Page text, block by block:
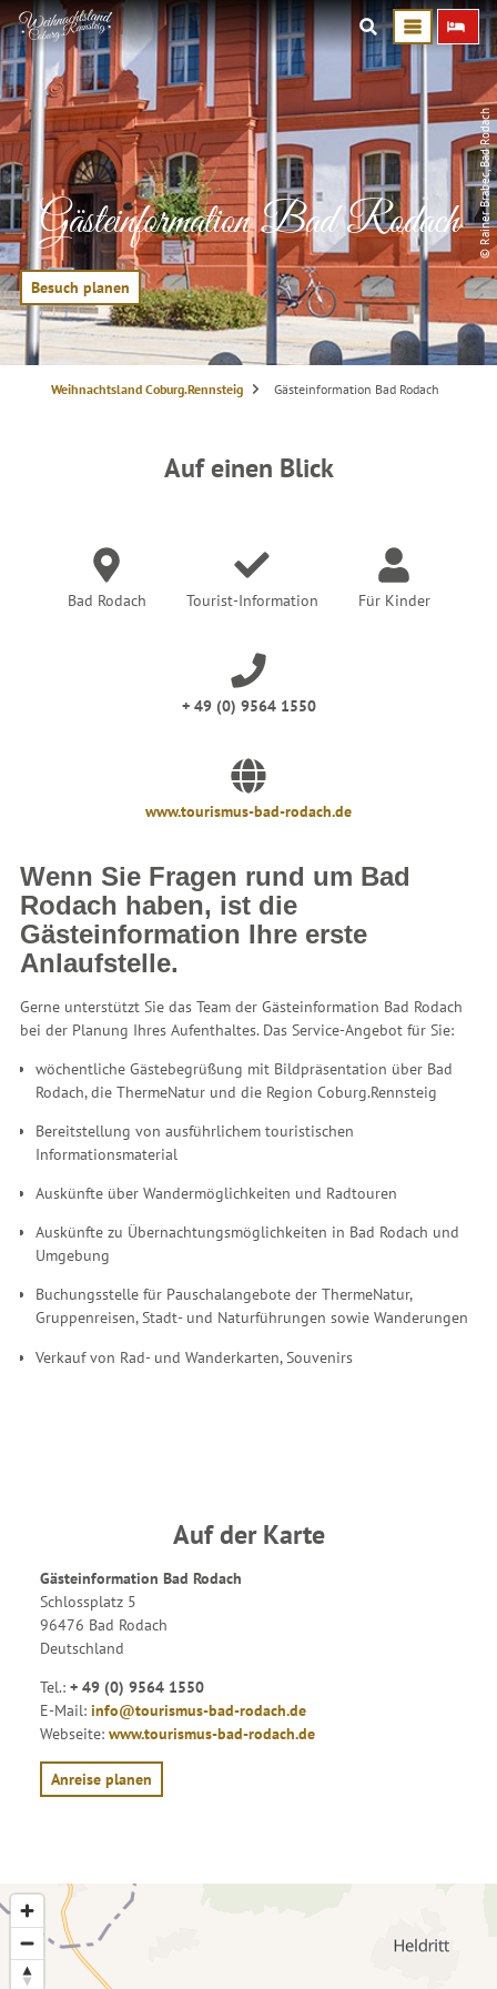
© Rainer Brabec, Bad Rodach
Gästeinformation Bad Rodach
Besuch planen
S
Weihnachtsland Coburg.Rennsteig Gästeinformation Bad Rodach
Auf einen Blick
Bad Rodach Tourist-Information Für Kinder
+ 49 (0) 9564 1550
www.tourismus-bad-rodach.de
Wenn Sie Fragen rund um Bad
Rodach haben, ist die
Gästeinformation Ihre erste
Anlaufstelle.
Gerne unterstützt Sie das Team der Gästeinformation Bad Rodach
bei der Planung Ihres Aufenthaltes. Das Service-Angebot für Sie:
wöchentliche Gästebegrüßung mit Bildpräsentation über Bad
Rodach, die ThermeNatur und die Region Coburg.Rennsteig
Bereitstellung von ausführlichem touristischen
Informationsmaterial
Auskünfte über Wandermöglichkeiten und Radtouren
Auskünfte zu Übernachtungsmöglichkeiten in Bad Rodach und
Umgebung
Buchungsstelle für Pauschalangebote der ThermeNatur,
Gruppenreisen, Stadt- und Naturführungen sowie Wanderungen
Verkauf von Rad- und Wanderkarten, Souvenirs
Auf der Karte
Gästeinformation Bad Rodach
Schlossplatz 5
96476 Bad Rodach
Deutschland
Tel.: + 49 (0) 9564 1550
E-Mail: info@tourismus-bad-rodach.de
Webseite: www.tourismus-bad-rodach.de
Anreise planen